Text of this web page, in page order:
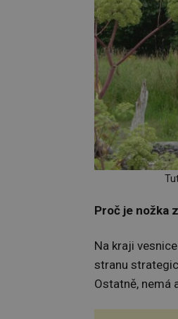
Proč je nožka
Na kraji
stranu
Ostatně, nemá